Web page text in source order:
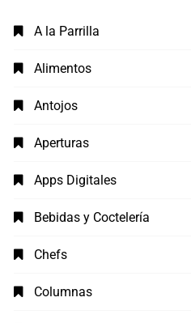
A la Parrilla
Alimentos
Antojos
Aperturas
Apps Digitales
Bebidas y Coctelería
Chefs
Columnas